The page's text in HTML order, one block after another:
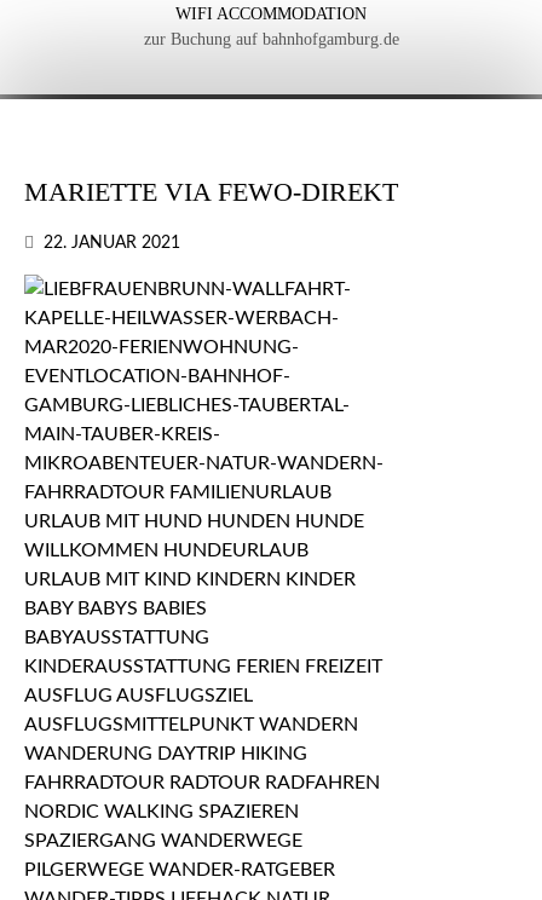
WIFI ACCOMMODATION
zur Buchung auf bahnhofgamburg.de
MARIETTE VIA FEWO-DIREKT
22. JANUAR 2021